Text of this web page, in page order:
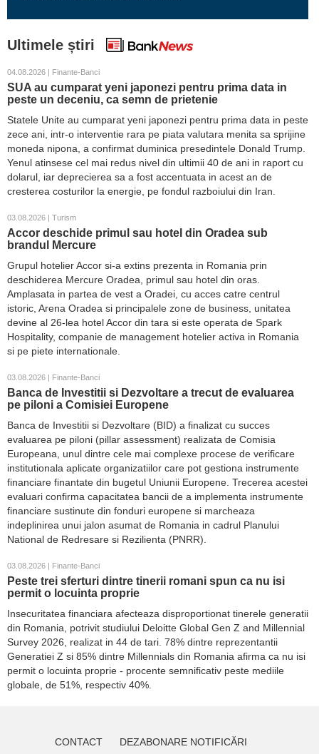
Ultimele știri
04.08.2026 | Finante-Banci
SUA au cumparat yeni japonezi pentru prima data in
peste un deceniu, ca semn de prietenie
Statele Unite au cumparat yeni japonezi pentru prima data in peste
zece ani, intr-o interventie rara pe piata valutara menita sa sprijine
moneda nipona, a confirmat duminica presedintele Donald Trump.
Yenul atinsese cel mai redus nivel din ultimii 40 de ani in raport cu
dolarul, iar deprecierea sa a fost accentuata in acest an de
cresterea costurilor la energie, pe fondul razboiului din Iran.
03.08.2026 | Turism
Accor deschide primul sau hotel din Oradea sub
brandul Mercure
Grupul hotelier Accor si-a extins prezenta in Romania prin
deschiderea Mercure Oradea, primul sau hotel din oras.
Amplasata in partea de vest a Oradei, cu acces catre centrul
istoric, Arena Oradea si principalele zone de business, unitatea
devine al 26-lea hotel Accor din tara si este operata de Spark
Hospitality, companie de management hotelier activa in Romania
si pe piete internationale.
03.08.2026 | Finante-Banci
Banca de Investitii si Dezvoltare a trecut de evaluarea
pe piloni a Comisiei Europene
Banca de Investitii si Dezvoltare (BID) a finalizat cu succes
evaluarea pe piloni (pillar assessment) realizata de Comisia
Europeana, unul dintre cele mai complexe procese de verificare
institutionala aplicate organizatiilor care pot gestiona instrumente
financiare finantate din bugetul Uniunii Europene. Trecerea acestei
evaluari confirma capacitatea bancii de a implementa instrumente
financiare sustinute din fonduri europene si marcheaza
indeplinirea unui jalon asumat de Romania in cadrul Planului
National de Redresare si Rezilienta (PNRR).
03.08.2026 | Finante-Banci
Peste trei sferturi dintre tinerii romani spun ca nu isi
permit o locuinta proprie
Insecuritatea financiara afecteaza disproportionat tinerele generatii
din Romania, potrivit studiului Deloitte Global Gen Z and Millennial
Survey 2026, realizat in 44 de tari. 78% dintre reprezentantii
Generatiei Z si 85% dintre Millennials din Romania afirma ca nu isi
permit o locuinta proprie - procente semnificativ peste mediile
globale, de 51%, respectiv 40%.
CONTACT DEZABONARE NOTIFICĂRI